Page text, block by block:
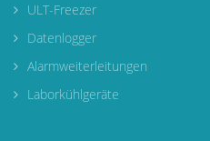
ULT-Freezer
Datenlogger
Alarmweiterleitungen
Laborkühlgeräte